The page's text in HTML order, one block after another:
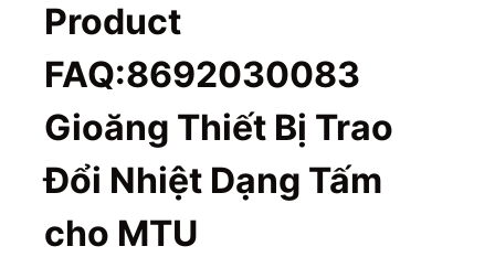
Product
FAQ:8692030083
Gioăng Thiết Bị Trao
Đổi Nhiệt Dạng Tấm
cho MTU